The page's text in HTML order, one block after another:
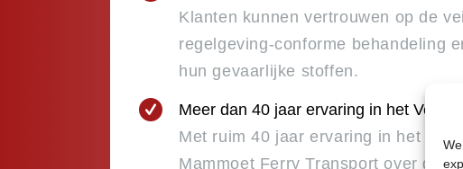
Klanten kunnen vertrouwen op de
regelgeving-conforme behandeling
hun gevaarlijke stoffen.
Meer dan 40 jaar ervaring in het
Met ruim 40 jaar ervaring in het VK
Mammoet Ferry Transport over